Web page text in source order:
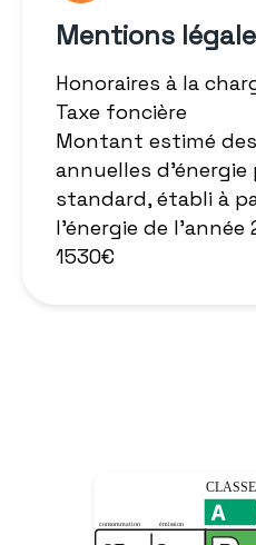
Mentions
Honoraires à la
Taxe foncière
Montant estimé
annuelles d'énergie
standard, établi à
l'énergie de l'année
1530€